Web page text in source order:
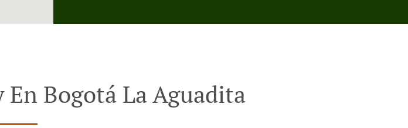
Bogotá La Aguadita